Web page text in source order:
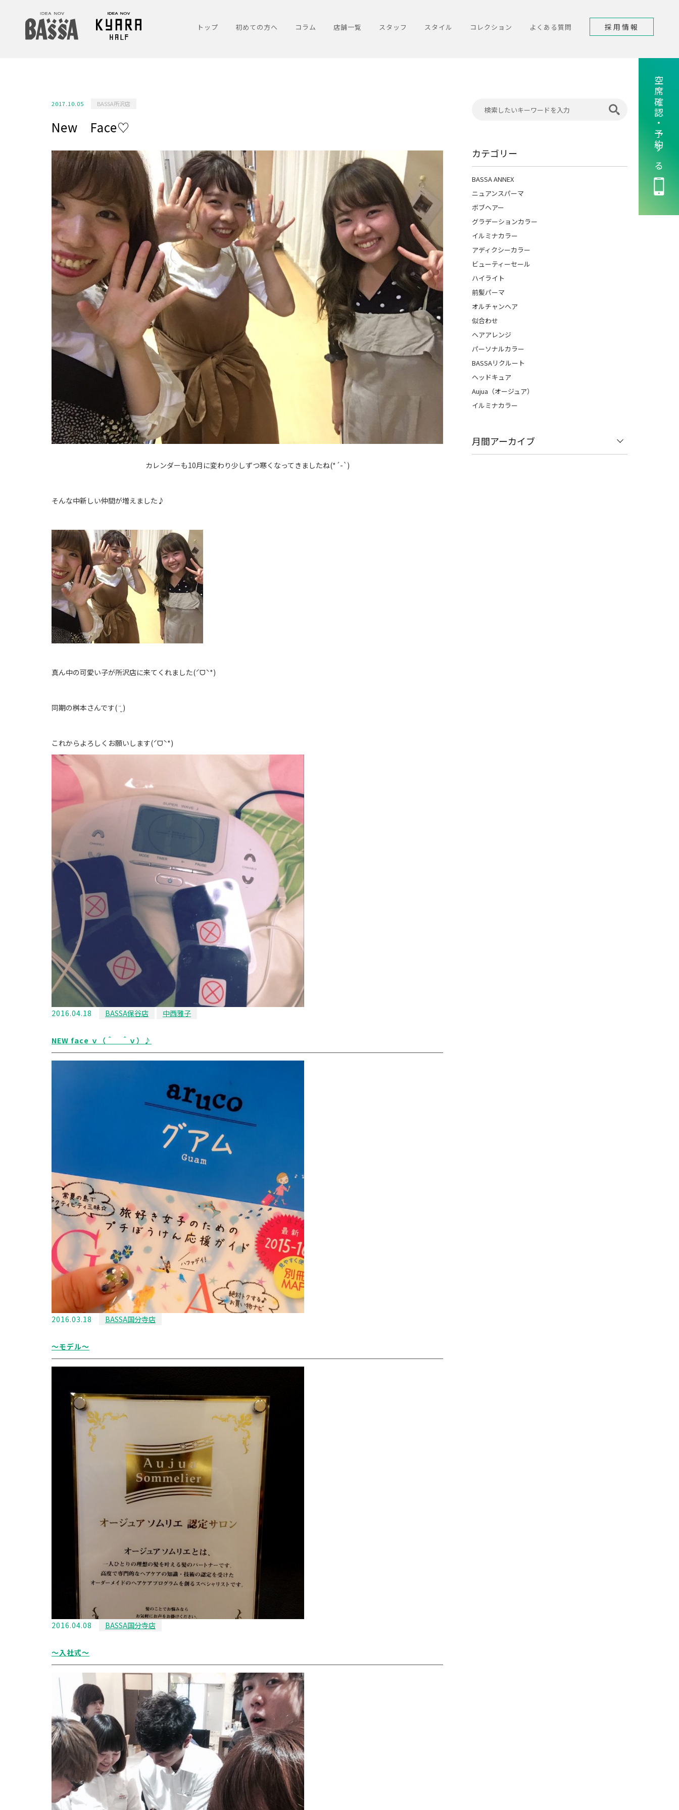
トップ 初めての方へ コラム 店舗一覧 スタッフ スタイル コレクション よくある質問 採用情報
2017.10.05 BASSA所沢店
New Face♡
カレンダーも10月に変わり少しずつ寒くなってきましたね(*´-`)
そんな中新しい仲間が増えました♪
真ん中の可愛い子が所沢店に来てくれました(ˊᗜˋ*)
同期の桝本さんです( ¨̮ )
これからよろしくお願いします(ˊᗜˋ*)
2016.04.18 BASSA保谷店 中西雅子
NEW face ｖ（＾＿＾ｖ）♪
2016.03.18 BASSA国分寺店
〜モデル〜
2016.04.08 BASSA国分寺店
〜入社式〜
カテゴリー
BASSA ANNEX
ニュアンスパーマ
ボブヘアー
グラデーションカラー
イルミナカラー
アディクシーカラー
ビューティーセール
ハイライト
前髪パーマ
オルチャンヘア
似合わせ
ヘアアレンジ
パーソナルカラー
BASSAリクルート
ヘッドキュア
Aujua（オージュア）
イルミナカラー
月間アーカイブ
空席確認・予約する